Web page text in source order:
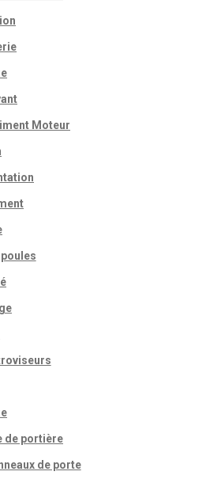
Moteur
de portière
de porte